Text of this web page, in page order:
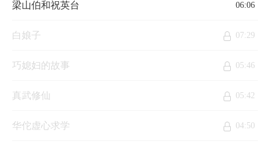
梁山伯和祝英台 06:06
白娘子 07:29
巧媳妇的故事 05:46
真武修仙 05:42
华佗虚心求学 04:50